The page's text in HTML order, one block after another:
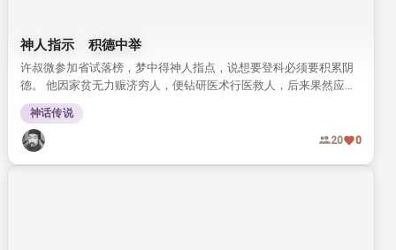
神人指示 积德中举
许叔微参加省试落榜，梦中得神人指点，说想要登科必须要积累阴
德。 他因家贫无力赈济穷人，便钻研医术行医救人，后来果然应验
神示得中举人。
神话传说
20 0